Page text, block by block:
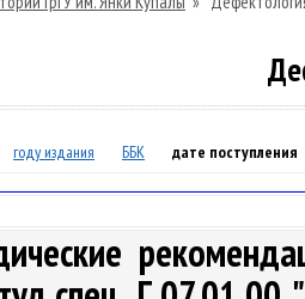
году издания ББК дате поступления